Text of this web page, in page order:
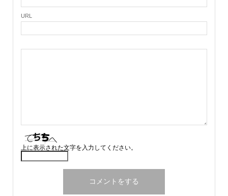
URL
上に表示された文字を入力してください。